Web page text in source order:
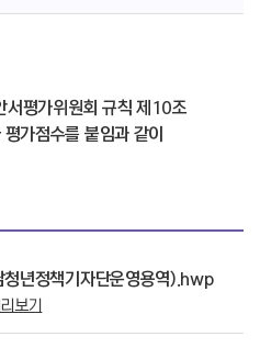
서평가위원회 규칙 제10조
가점수를 붙임과 같이
청년정책기자단운영용역).hwp
보기